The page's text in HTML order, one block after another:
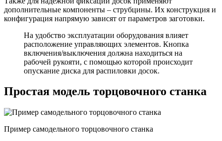
дополнительные компоненты – струбцины. Их конструкция и
конфигурация напрямую зависят от параметров заготовки.
На удобство эксплуатации оборудования влияет
расположение управляющих элементов. Кнопка
включения/выключения должна находиться на
рабочей рукояти, с помощью которой происходит
опускание диска для распиловки досок.
Простая модель торцовочного станка
Пример самодельного торцовочного станка